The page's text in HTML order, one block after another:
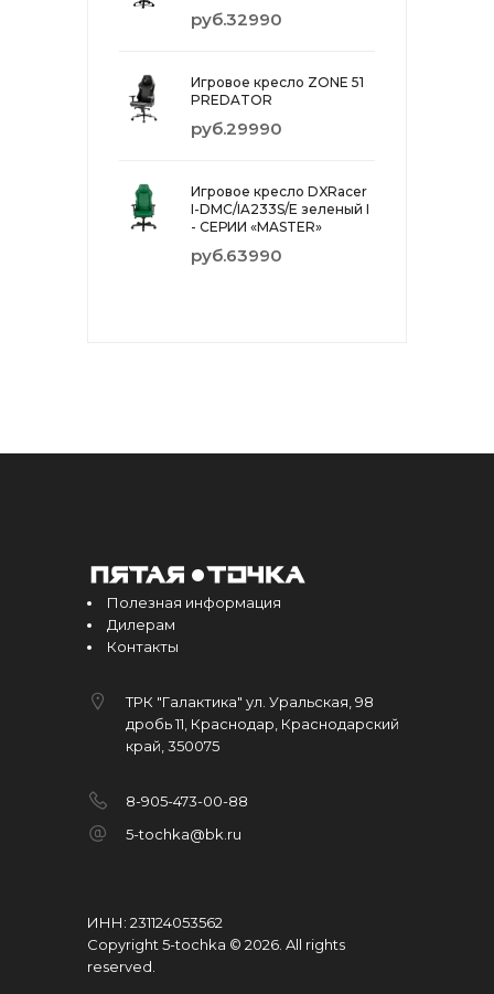
руб.32990
Игровое кресло ZONE 51
PREDATOR
руб.29990
Игровое кресло DXRacer
I-DMC/IA233S/E зеленый I
- СЕРИИ «MASTER»
руб.63990
Полезная информация
Дилерам
Контакты
ТРК "Галактика" ул. Уральская, 98
дробь 11, Краснодар, Краснодарский
край, 350075
8-905-473-00-88
5-tochka@bk.ru
ИНН: 231124053562
Copyright 5-tochka © 2026 All rights
reserved.